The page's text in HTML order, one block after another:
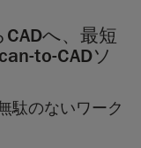
へ、最短
to-CADソ
駄のないワーク